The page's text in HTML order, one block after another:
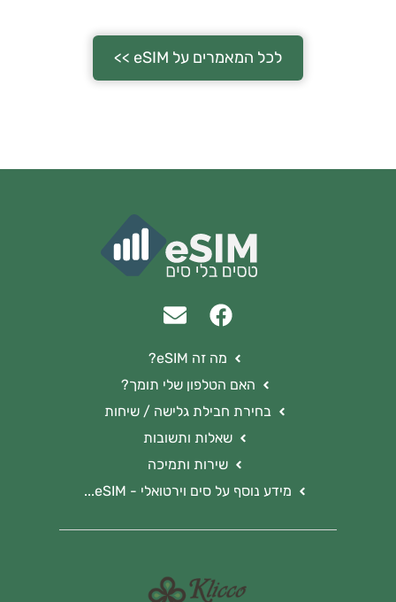
לכל המאמרים על eSIM >>
מה זה eSIM?
האם הטלפון שלי תומך?
בחירת חבילת גלישה / שיחות
שאלות ותשובות
שירות ותמיכה
מידע נוסף על סים וירטואלי - eSIM...